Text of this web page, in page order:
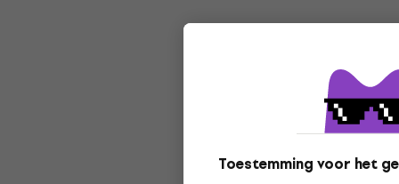
Toestemming voor het